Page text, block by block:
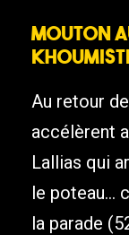
Mouton
Khoumisti
Au retour
accélèrent
Lallias qui
le poteau…
la parade